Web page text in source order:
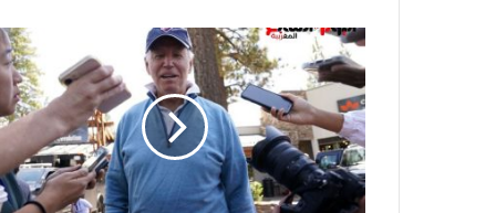
مقتل
بريغوجين
..
بايدن
يتراجع
عن
تصريحاته
وروسيا